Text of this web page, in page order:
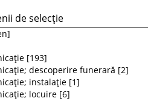
de selecţie